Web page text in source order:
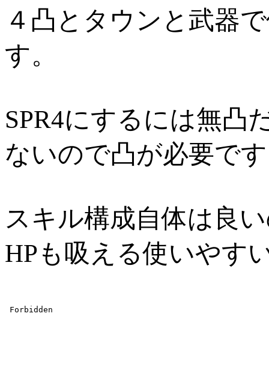
４凸とタウンと武器
す。
SPR4にするには無凸
ないので凸が必要で
スキル構成自体は良
HPも吸える使いやす